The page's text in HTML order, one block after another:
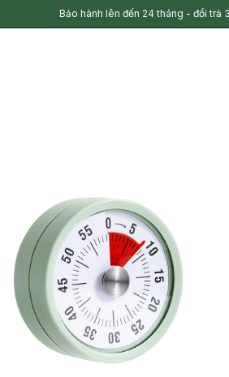
Bảo hành lên đến 24 tháng - đổi trả